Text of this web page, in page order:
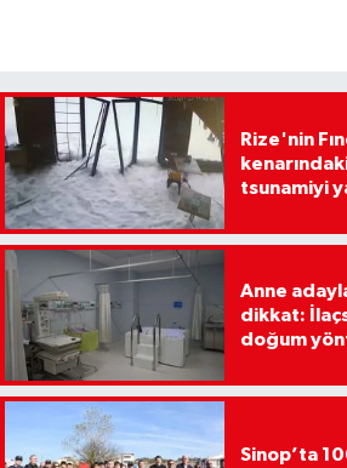
Rize'nin
tsunamiyi
Anne
dikkat:
doğum
Sinop’ta